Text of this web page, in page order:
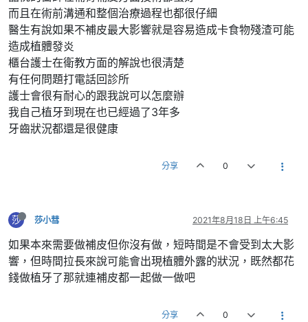
而且在術前溝通和整個治療過程也都很仔細
醫生有說如果不補皮最大影響就是容易造成卡食物殘渣可能
造成植體發炎
櫃台護士在衛教方面的解說也很清楚
有任何問題打電話回診所
護士會很有耐心的跟我說可以怎麼辦
我自己植牙到現在也已經過了3年多
牙齒狀況都還是很健康
分享 0
莎 莎小彗 2021年8月18日 上午6:45
如果本來需要做補皮但你沒有做，短時間是不會受到太大影
響，但時間拉長來說可能會出現植體外露的狀況，既然都花
錢做植牙了那就連補皮都一起做一做吧
分享 0